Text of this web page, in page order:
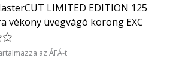
LIMITED EDITION 125
vékony üvegvágó korong EXC
az ÁFÁ-t